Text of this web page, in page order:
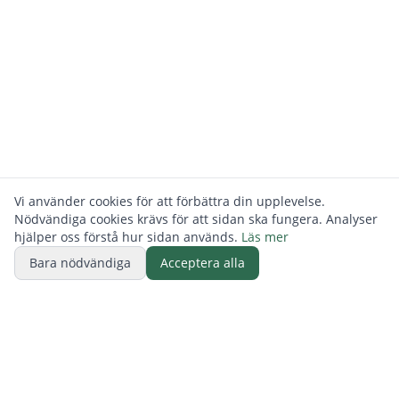
Vi använder cookies för att förbättra din upplevelse.
Nödvändiga cookies krävs för att sidan ska fungera. Analyser
hjälper oss förstå hur sidan används. Läs mer
Bara nödvändiga
Acceptera alla